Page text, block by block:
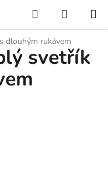
Hledat
KOŠÍK
dlouhým rukávem
svetřík